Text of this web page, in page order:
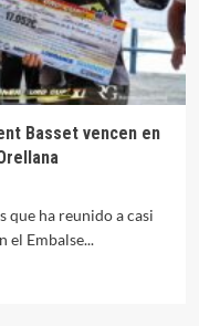
Basset vencen en
que ha reunido a casi
el Embalse...